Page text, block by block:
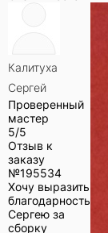
Калитуха
Сергей
Проверенный
мастер
5/5
Отзыв к
заказу
№195534
Хочу выразить
благодарность
Сергею за
сборку